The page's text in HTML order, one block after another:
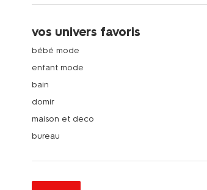
vos univers favoris
bébé mode
enfant mode
bain
domir
maison et deco
bureau